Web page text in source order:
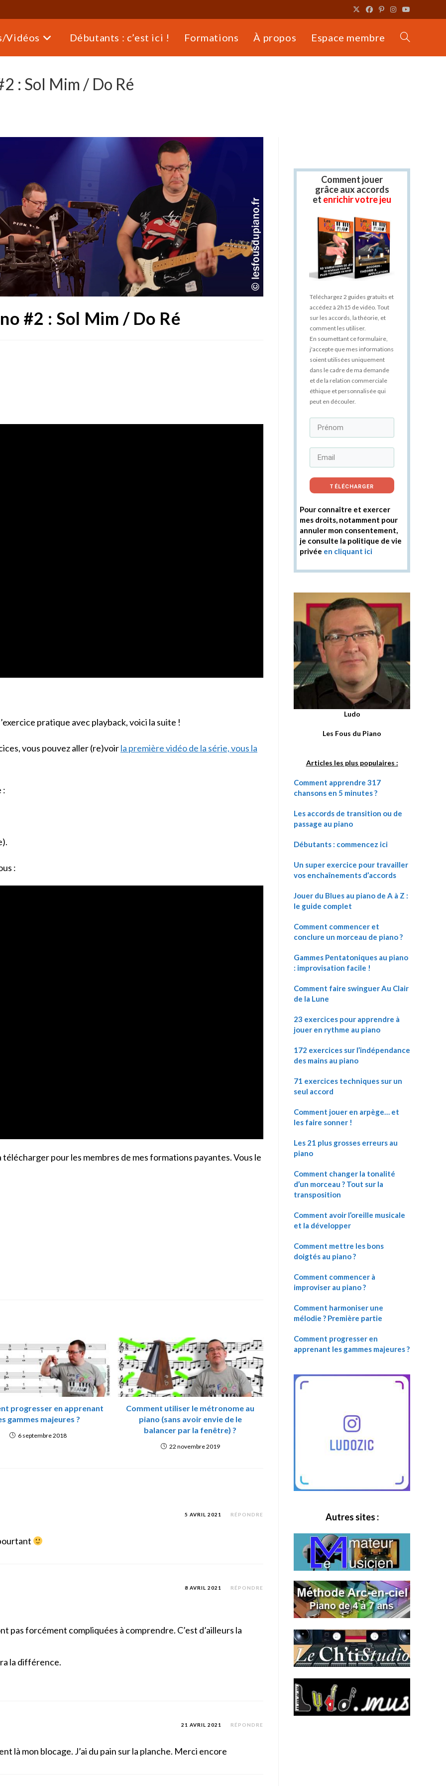
Vidéos Débutants : c’est ici ! Formations À propos Espace membre Toggle
: Sol Mim / Do Ré
#2 : Sol Mim / Do Ré
pratique avec playback, voici la suite !
vous pouvez aller (re)voirla première vidéo de la série, vous la
:
:
pour les membres de mes formations payantes. Vous le
progresser en apprenant
gammes majeures ?
6 septembre 2018
Comment utiliser le métronome au
piano (sans avoir envie de le
balancer par la fenêtre) ?
22 novembre 2019
5 AVRIL 2021 RÉPONDRE
8 AVRIL 2021 RÉPONDRE
pas forcément compliquées à comprendre. C’est d’ailleurs la
la différence.
21 AVRIL 2021 RÉPONDRE
là mon blocage. J’ai du pain sur la planche. Merci encore
Comment jouer
grâce aux accords
et enrichir votre jeu
Téléchargez 2 guides gratuits et
accédez à 2h15 de vidéo. Tout
sur les accords, la théorie, et
comment les utiliser.
En soumettant ce formulaire,
j'accepte que mes informations
soient utilisées uniquement
dans le cadre de ma demande
et de la relation commerciale
éthique et personnalisée qui
peut en découler.
TÉLÉCHARGER
Pour connaître et exercer
mes droits, notamment pour
annuler mon consentement,
je consulte la politique de vie
privée en cliquant ici
Ludo
Les Fous du Piano
Articles les plus populaires :
Comment apprendre 317
chansons en 5 minutes ?
Les accords de transition ou de
passage au piano
Débutants : commencez ici
Un super exercice pour travailler
vos enchaînements d’accords
Jouer du Blues au piano de A à Z :
le guide complet
Comment commencer et
conclure un morceau de piano ?
Gammes Pentatoniques au piano
: improvisation facile !
Comment faire swinguer Au Clair
de la Lune
23 exercices pour apprendre à
jouer en rythme au piano
172 exercices sur l’indépendance
des mains au piano
71 exercices techniques sur un
seul accord
Comment jouer en arpège… et
les faire sonner !
Les 21 plus grosses erreurs au
piano
Comment changer la tonalité
d’un morceau ? Tout sur la
transposition
Comment avoir l’oreille musicale
et la développer
Comment mettre les bons
doigtés au piano ?
Comment commencer à
improviser au piano ?
Comment harmoniser une
mélodie ? Première partie
Comment progresser en
apprenant les gammes majeures ?
Autres sites :